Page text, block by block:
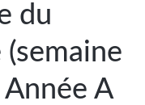
du
Année A